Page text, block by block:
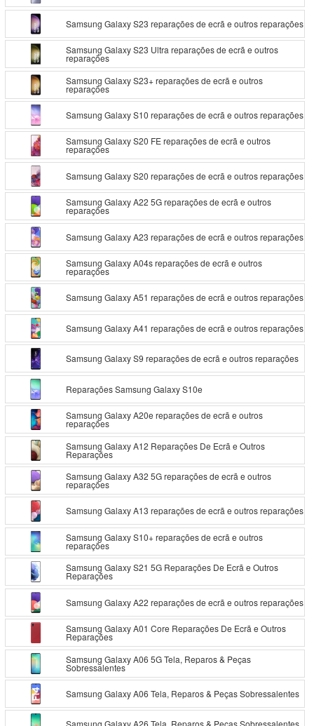
Samsung Galaxy S23 reparações de ecrã e outros reparações
Samsung Galaxy S23 Ultra reparações de ecrã e outros
reparações
Samsung Galaxy S23+ reparações de ecrã e outros
reparações
Samsung Galaxy S10 reparações de ecrã e outros reparações
Samsung Galaxy S20 FE reparações de ecrã e outros
reparações
Samsung Galaxy S20 reparações de ecrã e outros reparações
Samsung Galaxy A22 5G reparações de ecrã e outros
reparações
Samsung Galaxy A23 reparações de ecrã e outros reparações
Samsung Galaxy A04s reparações de ecrã e outros
reparações
Samsung Galaxy A51 reparações de ecrã e outros reparações
Samsung Galaxy A41 reparações de ecrã e outros reparações
Samsung Galaxy S9 reparações de ecrã e outros reparações
Reparações Samsung Galaxy S10e
Samsung Galaxy A20e reparações de ecrã e outros
reparações
Samsung Galaxy A12 Reparações De Ecrã e Outros
Reparações
Samsung Galaxy A32 5G reparações de ecrã e outros
reparações
Samsung Galaxy A13 reparações de ecrã e outros reparações
Samsung Galaxy S10+ reparações de ecrã e outros
reparações
Samsung Galaxy S21 5G Reparações De Ecrã e Outros
Reparações
Samsung Galaxy A22 reparações de ecrã e outros reparações
Samsung Galaxy A01 Core Reparações De Ecrã e Outros
Reparações
Samsung Galaxy A06 5G Tela, Reparos & Peças
Sobressalentes
Samsung Galaxy A06 Tela, Reparos & Peças Sobressalentes